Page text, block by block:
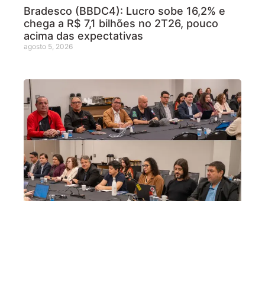
Bradesco (BBDC4): Lucro sobe 16,2% e
chega a R$ 7,1 bilhões no 2T26, pouco
acima das expectativas
agosto 5, 2026